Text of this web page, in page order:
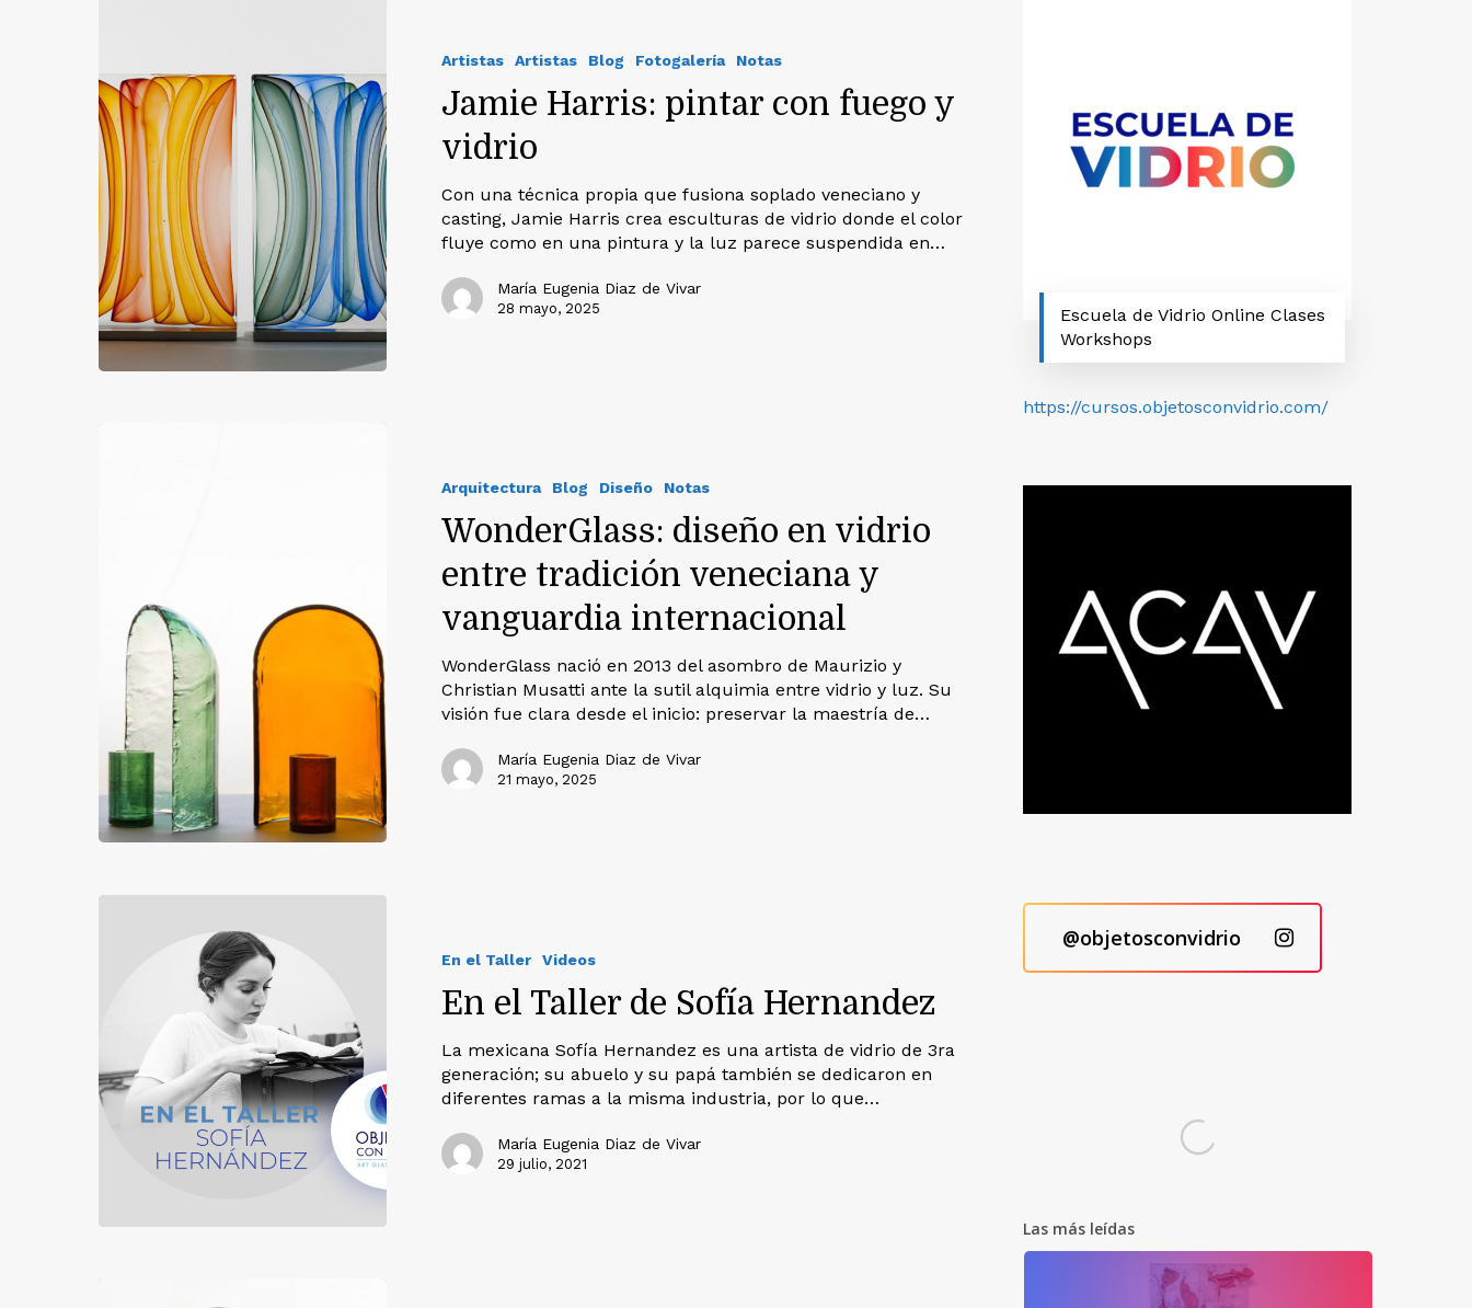
Artistas Artistas Blog Fotogalería Notas
Jamie Harris: pintar con fuego y
vidrio
Con una técnica propia que fusiona soplado veneciano y
casting, Jamie Harris crea esculturas de vidrio donde el color
fluye como en una pintura y la luz parece suspendida en…
María Eugenia Diaz de Vivar
28 mayo, 2025
Arquitectura Blog Diseño Notas
WonderGlass: diseño en vidrio
entre tradición veneciana y
vanguardia internacional
WonderGlass nació en 2013 del asombro de Maurizio y
Christian Musatti ante la sutil alquimia entre vidrio y luz. Su
visión fue clara desde el inicio: preservar la maestría de…
María Eugenia Diaz de Vivar
21 mayo, 2025
En el Taller Videos
En el Taller de Sofía Hernandez
La mexicana Sofía Hernandez es una artista de vidrio de 3ra
generación; su abuelo y su papá también se dedicaron en
diferentes ramas a la misma industria, por lo que…
María Eugenia Diaz de Vivar
29 julio, 2021
Escuela de Vidrio Online Clases
Workshops
https://cursos.objetosconvidrio.com/
@objetosconvidrio
Las más leídas